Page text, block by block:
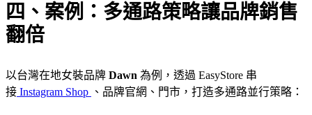
四、案例：多通路策略讓品牌銷售
翻倍
以台灣在地女裝品牌 Dawn 為例，透過 EasyStore 串
接 Instagram Shop 、品牌官網、門市，打造多通路並行策略：